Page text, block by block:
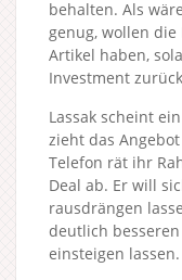
behalten. Als
genug, wollen
Artikel haben,
Investment
Lassak scheint
zieht das
Telefon rät ihr
Deal ab. Er will
rausdrängen
deutlich
einsteigen